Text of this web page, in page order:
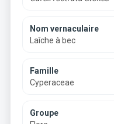
Nom vernaculaire
Laîche à bec
Famille
Cyperaceae
Groupe